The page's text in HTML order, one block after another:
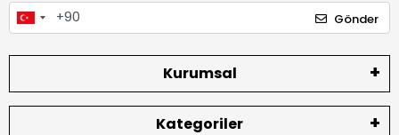
Gönder
Kurumsal
Kategoriler